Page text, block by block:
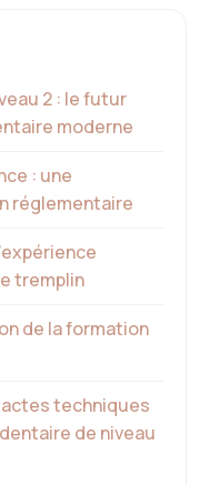
2 : le futur
moderne
: une
réglementaire
tremplin
de la formation
techniques
de niveau